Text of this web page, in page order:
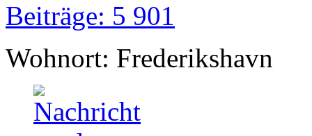
Beiträge: 5 901
Wohnort: Frederikshavn